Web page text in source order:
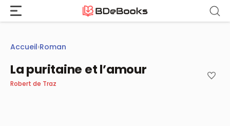
Aller
contenu
Accueil›Roman
La puritaine et l’amour
Robert de Traz